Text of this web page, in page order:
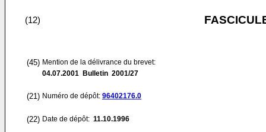
(12)
(45) Mention de la délivrance du brevet:
04.07.2001 Bulletin 2001/27
(21) Numéro de dépôt: 96402176.0
(22) Date de dépôt: 11.10.1996